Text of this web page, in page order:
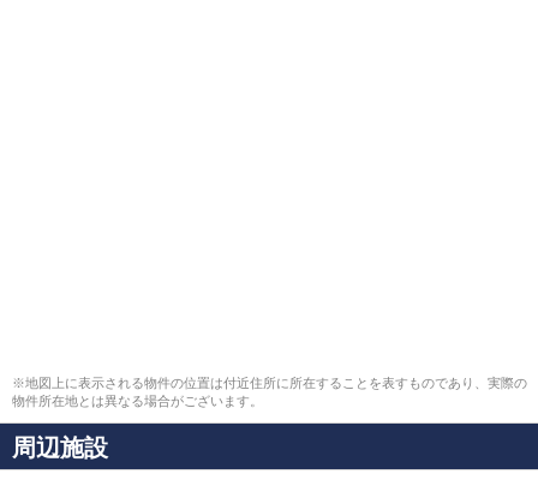
※地図上に表示される物件の位置は付近住所に所在することを表すものであり、実際の
物件所在地とは異なる場合がございます。
周辺施設